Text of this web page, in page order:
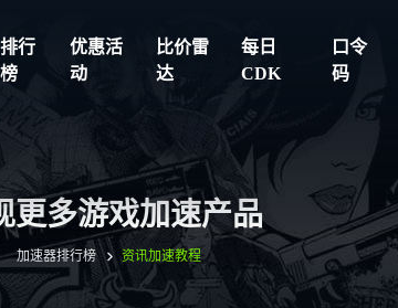
排行
榜
优惠活
动
比价雷
达
每日
CDK
口令
码
更多游戏加速产品
加速器排行榜 资讯加速教程